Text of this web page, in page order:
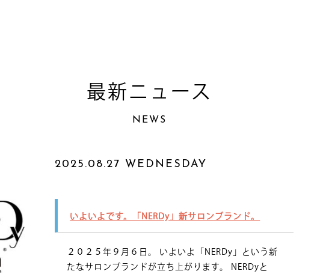
最新ニュース
NEWS
2025.08.27 WEDNESDAY
いよいよです。「NERDy」新サロンブランド。
２０２５年９月６日。 いよいよ「NERDy」という新
たなサロンブランドが立ち上がります。 NERDyと